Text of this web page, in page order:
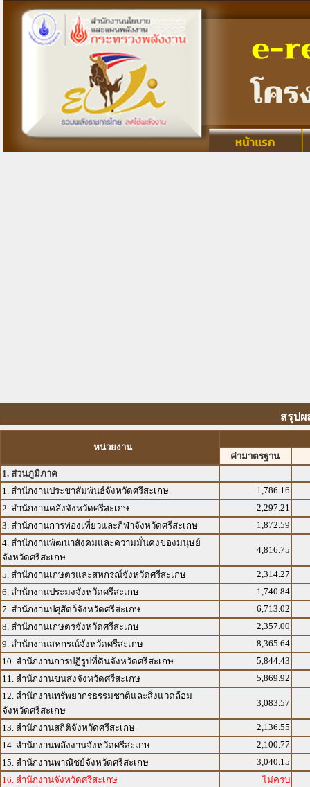
สรุปผ
หน่วยงาน
ค่ามาตรฐาน
1. ส่วนภูมิภาค
1. สำนักงานประชาสัมพันธ์จังหวัดศรีสะเกษ
1,786.16
2. สำนักงานคลังจังหวัดศรีสะเกษ
2,297.21
3. สำนักงานการท่องเที่ยวและกีฬาจังหวัดศรีสะเกษ
1,872.59
4. สำนักงานพัฒนาสังคมและความมั่นคงของมนุษย์
จังหวัดศรีสะเกษ
4,816.75
5. สำนักงานเกษตรและสหกรณ์จังหวัดศรีสะเกษ
2,314.27
6. สำนักงานประมงจังหวัดศรีสะเกษ
1,740.84
7. สำนักงานปศุสัตว์จังหวัดศรีสะเกษ
6,713.02
8. สำนักงานเกษตรจังหวัดศรีสะเกษ
2,357.00
9. สำนักงานสหกรณ์จังหวัดศรีสะเกษ
8,365.64
10. สำนักงานการปฏิรูปที่ดินจังหวัดศรีสะเกษ
5,844.43
11. สำนักงานขนส่งจังหวัดศรีสะเกษ
5,869.92
12. สำนักงานทรัพยากรธรรมชาติและสิ่งแวดล้อม
จังหวัดศรีสะเกษ
3,083.57
13. สำนักงานสถิติจังหวัดศรีสะเกษ
2,136.55
14. สำนักงานพลังงานจังหวัดศรีสะเกษ
2,100.77
15. สำนักงานพาณิชย์จังหวัดศรีสะเกษ
3,040.15
16. สำนักงานจังหวัดศรีสะเกษ
ไม่ครบ